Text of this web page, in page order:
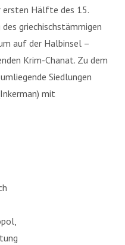
ersten Hälfte des 15.
griechischstämmigen
auf der Halbinsel –
Krim-Chanat. Zu dem
Siedlungen
mit